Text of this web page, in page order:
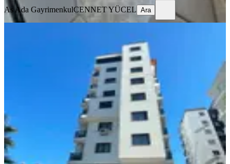
As Ada GayrimenkulCENNET YÜCEL Ara
Baraj Yolu Cazip Daire
Seyhan, Yenibaraj Mahallesi
80 m² ·4. Kat ·06.08.2026
29.000 ₺
FİNAL GAYRİMENKUL mustafa emir özer
Ara